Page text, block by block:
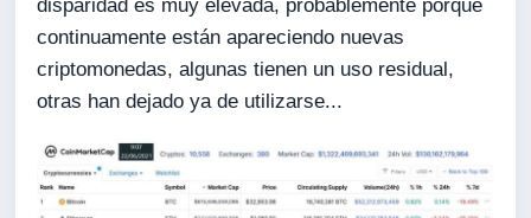
disparidad es muy elevada, probablemente porque
continuamente están apareciendo nuevas
criptomonedas, algunas tienen un uso residual,
otras han dejado ya de utilizarse...